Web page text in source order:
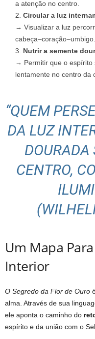
a atenção no centro.
Circular a luz
→ Visualizar a luz
cabeça–coração–umbigo.
Nutrir a semente
→ Permitir que o espírito
lentamente no centro da
“QUEM
DA LUZ
DOURADA
CENTRO,
Um Mapa
Interior
O Segredo da Flor de Ouro
alma. Através de sua
ele aponta o caminho do
espírito e da união com o